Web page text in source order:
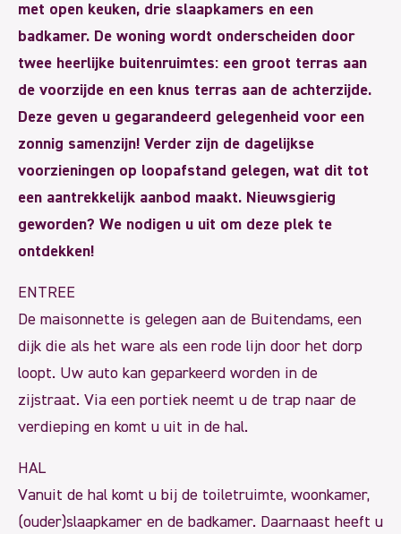
met open keuken, drie slaapkamers en een
badkamer. De woning wordt onderscheiden door
twee heerlijke buitenruimtes: een groot terras aan
de voorzijde en een knus terras aan de achterzijde.
Deze geven u gegarandeerd gelegenheid voor een
zonnig samenzijn! Verder zijn de dagelijkse
voorzieningen op loopafstand gelegen, wat dit tot
een aantrekkelijk aanbod maakt. Nieuwsgierig
geworden? We nodigen u uit om deze plek te
ontdekken!
ENTREE
De maisonnette is gelegen aan de Buitendams, een
dijk die als het ware als een rode lijn door het dorp
loopt. Uw auto kan geparkeerd worden in de
zijstraat. Via een portiek neemt u de trap naar de
verdieping en komt u uit in de hal.
HAL
Vanuit de hal komt u bij de toiletruimte, woonkamer,
(ouder)slaapkamer en de badkamer. Daarnaast heeft u